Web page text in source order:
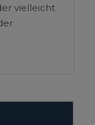
vielleicht